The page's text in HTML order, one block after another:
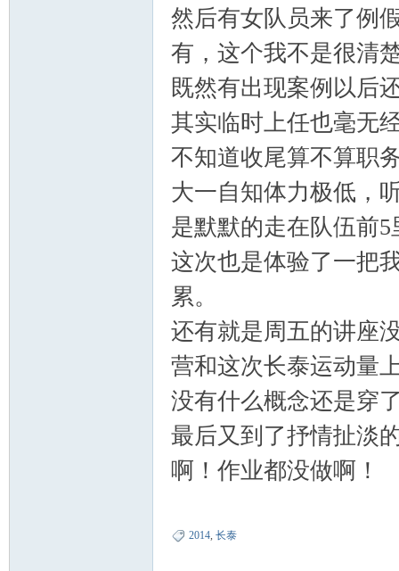
然后有女队员来了例
有，这个我不是很清
既然有出现案例以后
其实临时上任也毫无
不知道收尾算不算
大一自知体力极低，
是默默的走在队伍前
这次也是体验了一把
累。
还有就是周五的讲座
营和这次长泰运动量
没有什么概念还是穿
最后又到了抒情扯淡
啊！作业都没做啊！
2014, 长泰